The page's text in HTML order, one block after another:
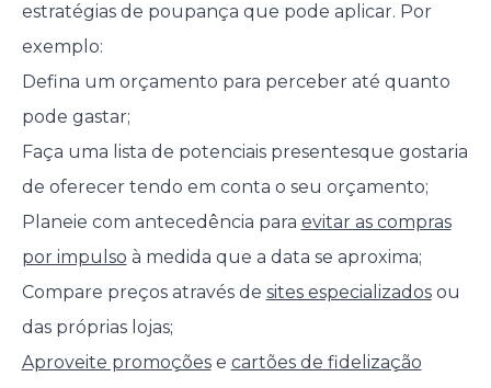
estratégias de poupança que pode aplicar. Por
exemplo:
Defina um orçamento para perceber até quanto
pode gastar;
Faça uma lista de potenciais presentesque gostaria
de oferecer tendo em conta o seu orçamento;
Planeie com antecedência para evitar as compras
por impulso à medida que a data se aproxima;
Compare preços através de sites especializadosou
das próprias lojas;
Aproveite promoçõese cartões de fidelização